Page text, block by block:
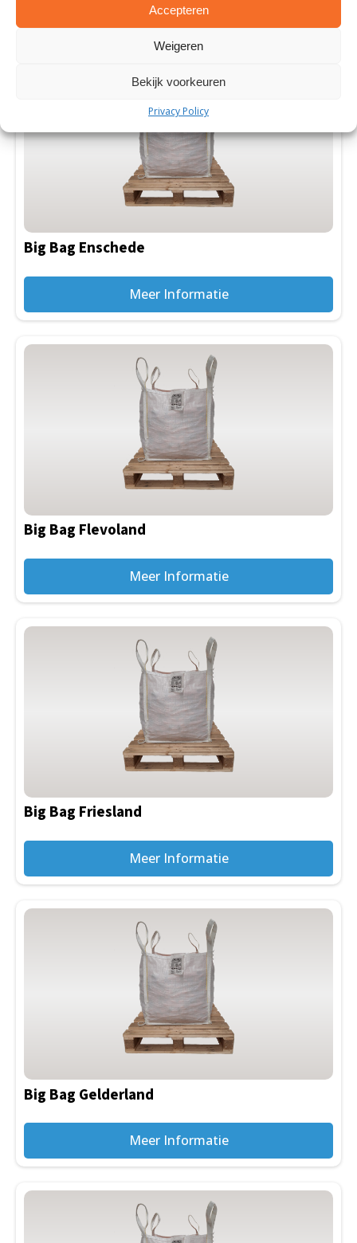
Accepteren
Weigeren
Bekijk voorkeuren
Privacy Policy
Meer Informatie
Big Bag Enschede
Meer Informatie
Big Bag Flevoland
Meer Informatie
Big Bag Friesland
Meer Informatie
Big Bag Gelderland
Meer Informatie